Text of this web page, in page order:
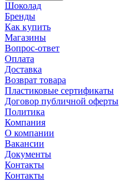
Шоколад
Бренды
Как купить
Магазины
Вопрос-ответ
Оплата
Доставка
Возврат товара
Пластиковые сертификаты
Договор публичной оферты
Политика
Компания
О компании
Вакансии
Документы
Контакты
Контакты